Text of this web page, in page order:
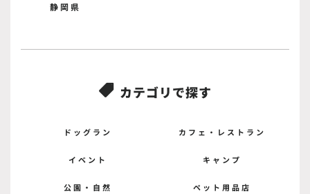
静岡県
 カテゴリで探す
ドッグラン カフェ・レストラン
イベント キャンプ
公園・自然 ペット用品店